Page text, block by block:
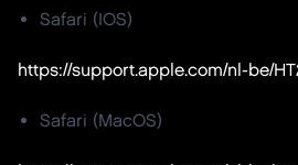
Safari (IOS)
https://support.apple.com/nl-be/
Safari (MacOS)